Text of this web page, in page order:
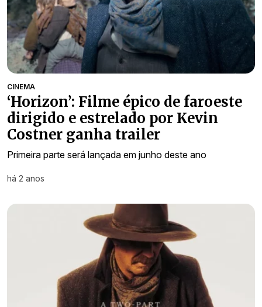
CINEMA
‘Horizon’: Filme épico de faroeste
dirigido e estrelado por Kevin
Costner ganha trailer
Primeira parte será lançada em junho deste ano
há 2 anos